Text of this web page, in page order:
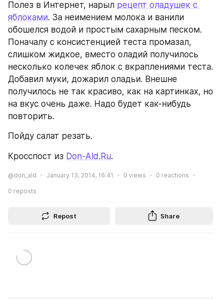
Полез в Интернет, нарыл рецепт оладушек с
яблоками. За неимением молока и ванили
обошелся водой и простым сахарным песком.
Поначалу с консистенцией теста промазал,
слишком жидкое, вместо оладий получилось
несколько колечек яблок с вкраплениями теста.
Добавил муки, дожарил оладьи. Внешне
получилось не так красиво, как на картинках, но
на вкус очень даже. Надо будет как-нибудь
повторить.
Пойду салат резать.
Кросспост из Don-Ald.Ru.
@don_ald January 13, 2014, 16:41 0 views 0 reactions
0 reposts
Repost Share